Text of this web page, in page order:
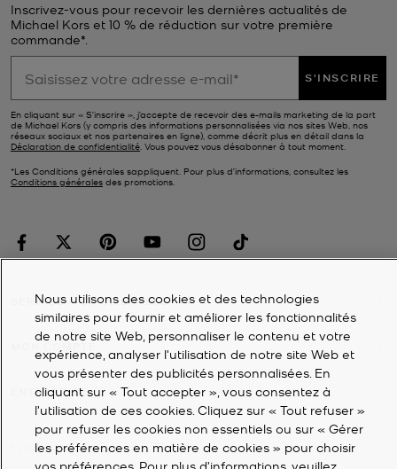
Inscrivez-vous pour recevoir les dernières actualités de
Michael Kors et 10 % de réduction sur votre première
commande*.
S'INSCRIRE
En cliquant sur « S’inscrire », j’accepte de recevoir des e-mails marketing de la part
de Michael Kors (y compris des informations personnalisées via nos sites Web, nos
réseaux sociaux et nos partenaires en ligne), comme décrit plus en détail dans la
Déclaration de confidentialité. Vous pouvez vous désabonner à tout moment.
*Les Conditions générales sappliquent. Pour plus d’informations, consultez les
Conditions générales des promotions.
SERVICE À LA CLIENTÈLE
ENTREPRISE
2026Michael Kors
Nous utilisons des cookies et des technologies
similaires pour fournir et améliorer les fonctionnalités
de notre site Web, personnaliser le contenu et votre
expérience, analyser l'utilisation de notre site Web et
vous présenter des publicités personnalisées. En
cliquant sur « Tout accepter », vous consentez à
l’utilisation de ces cookies. Cliquez sur « Tout refuser »
pour refuser les cookies non essentiels ou sur « Gérer
les préférences en matière de cookies » pour choisir
vos préférences. Pour plus d’informations, veuillez